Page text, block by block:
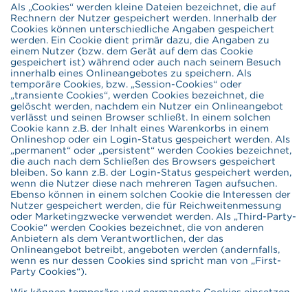
Als „Cookies“ werden kleine Dateien bezeichnet, die auf
Rechnern der Nutzer gespeichert werden. Innerhalb der
Cookies können unterschiedliche Angaben gespeichert
werden. Ein Cookie dient primär dazu, die Angaben zu
einem Nutzer (bzw. dem Gerät auf dem das Cookie
gespeichert ist) während oder auch nach seinem Besuch
innerhalb eines Onlineangebotes zu speichern. Als
temporäre Cookies, bzw. „Session-Cookies“ oder
„transiente Cookies“, werden Cookies bezeichnet, die
gelöscht werden, nachdem ein Nutzer ein Onlineangebot
verlässt und seinen Browser schließt. In einem solchen
Cookie kann z.B. der Inhalt eines Warenkorbs in einem
Onlineshop oder ein Login-Status gespeichert werden. Als
„permanent“ oder „persistent“ werden Cookies bezeichnet,
die auch nach dem Schließen des Browsers gespeichert
bleiben. So kann z.B. der Login-Status gespeichert werden,
wenn die Nutzer diese nach mehreren Tagen aufsuchen.
Ebenso können in einem solchen Cookie die Interessen der
Nutzer gespeichert werden, die für Reichweitenmessung
oder Marketingzwecke verwendet werden. Als „Third-Party-
Cookie“ werden Cookies bezeichnet, die von anderen
Anbietern als dem Verantwortlichen, der das
Onlineangebot betreibt, angeboten werden (andernfalls,
wenn es nur dessen Cookies sind spricht man von „First-
Party Cookies“).